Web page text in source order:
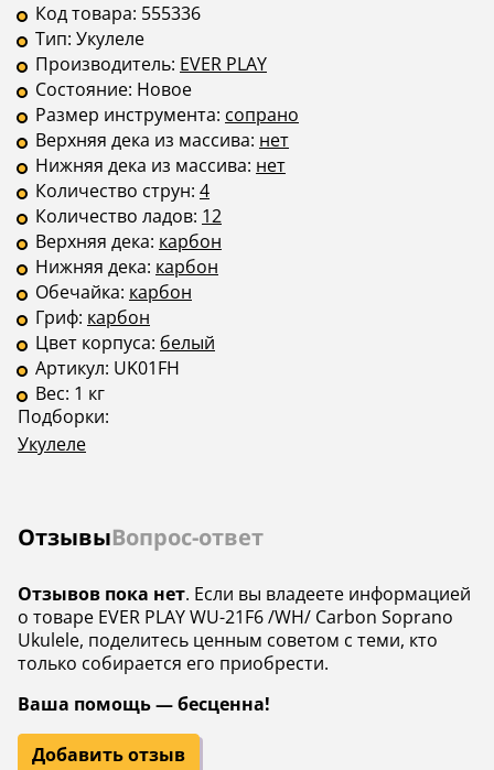
Код товара: 555336
Тип: Укулеле
Производитель: EVER PLAY
Состояние: Новое
Размер инструмента: сопрано
Верхняя дека из массива: нет
Нижняя дека из массива: нет
Количество струн: 4
Количество ладов: 12
Верхняя дека: карбон
Нижняя дека: карбон
Обечайка: карбон
Гриф: карбон
Цвет корпуса: белый
Артикул: UK01FH
Вес: 1 кг
Подборки:
Укулеле
ОтзывыВопрос-ответ
Отзывов пока нет. Если вы владеете информацией
о товаре EVER PLAY WU-21F6 /WH/ Carbon Soprano
Ukulele, поделитесь ценным советом с теми, кто
только собирается его приобрести.
Ваша помощь — бесценна!
Добавить отзыв